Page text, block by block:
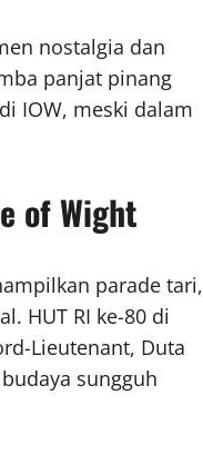
nostalgia dan
panjat pinang
IOW, meski dalam
of Wight
parade tari,
HUT RI ke-80 di
Lieutenant, Duta
sungguh